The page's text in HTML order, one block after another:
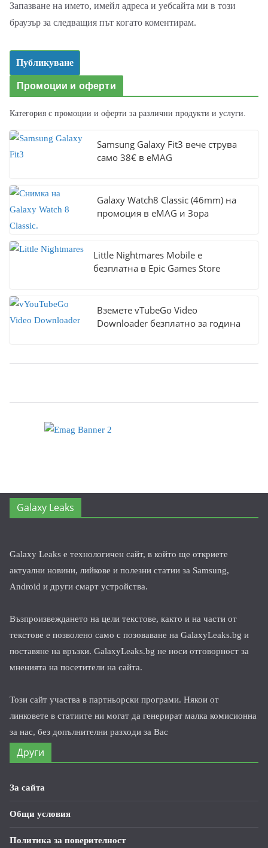
Запазване на името, имейл адреса и уебсайта ми в този
браузър за следващия път когато коментирам.
Промоции и оферти
Категория с промоции и оферти за различни продукти и услуги.
Samsung Galaxy Fit3 вече струва
само 38€ в eMAG
Galaxy Watch8 Classic (46mm) на
промоция в eMAG и Зора
Little Nightmares Mobile е
безплатна в Epic Games Store
Вземете vTubeGo Video
Downloader безплатно за година
Galaxy Leaks
Galaxy Leaks е технологичен сайт, в който ще откриете
актуални новини, лийкове и полезни статии за Samsung,
Android и други смарт устройства.
Възпроизвеждането на цели текстове, както и на части от
текстове е позволено само с позоваване на GalaxyLeaks.bg и
поставяне на връзки. GalaxyLeaks.bg не носи отговорност за
мненията на посетители на сайта.
Този сайт участва в партньорски програми. Някои от
линковете в статиите ни могат да генерират малка комисионна
за нас, без допълнителни разходи за Вас
Други
За сайта
Общи условия
Политика за поверителност